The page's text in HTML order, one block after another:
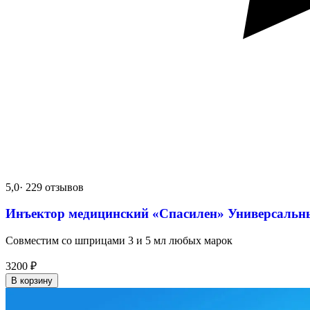
5,0· 229 отзывов
Инъектор медицинский «Спасилен»
Совместим со шприцами 3 и 5 мл любых марок
3200 ₽
В корзину